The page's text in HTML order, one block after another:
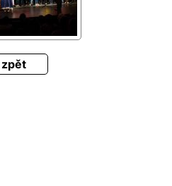
zpět